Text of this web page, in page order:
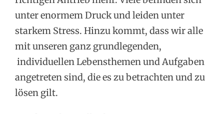
unter enormem Druck und leiden unter
starkem Stress. Hinzu kommt, dass wir alle
mit unseren ganz grundlegenden,
individuellen Lebensthemen und Aufgaben
angetreten sind, die es zu betrachten und zu
lösen gilt.